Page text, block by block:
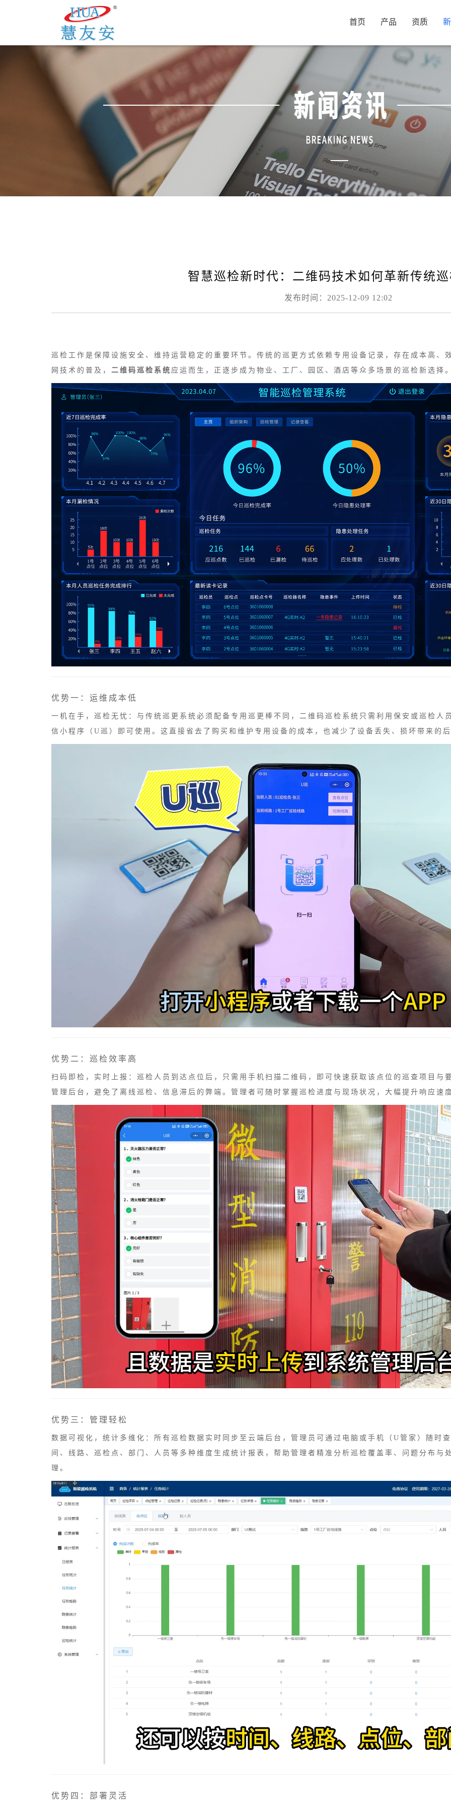
首页 产品 资质
智慧巡检新时代：二维码技术如何革新传统
发布时间：2025-12-09 12:02
巡检工作是保障设施安全、维持运营稳定的重要环节。传统的巡更方式依赖专用设备记录，存在成本高、
网技术的普及， 二维码巡检系统 应运而生，正逐步成为物业、工厂、园区、酒店等众多场景的巡检新选择
优势一：运维成本低
一机在手，巡检无忧：与传统巡更系统必须配备专用巡更棒不同，二维码巡检系统只需利用保安或巡检人
信小程序（U巡）即可使用。这直接省去了购买和维护专用设备的成本，也减少了设备丢失、损坏带来的
优势二：巡检效率高
扫码即检，实时上报：巡检人员到达点位后，只需用手机扫描二维码，即可快速获取该点位的巡查项目与
管理后台，避免了离线巡检、信息滞后的弊端。管理者可随时掌握巡检进度与现场状况，大幅提升响应速
优势三：管理轻松
数据可视化，统计多维化：所有巡检数据实时同步至云端后台，管理员可通过电脑或手机（U管家）随时
间、线路、巡检点、部门、人员等多种维度生成统计报表，帮助管理者精准分析巡检覆盖率、问题分布与
理。
优势四：部署灵活